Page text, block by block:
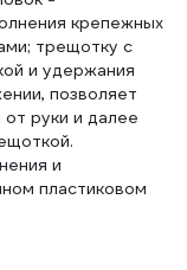
крепежных
трещотку с
и удержания
позволяет
от руки и далее
и
пластиковом